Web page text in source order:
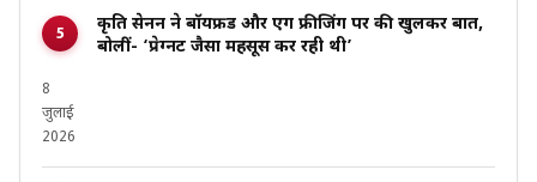
कृति सेनन ने बॉयफ्रेंड और एग फ्रीजिंग पर की खुलकर बात,
बोलीं- ‘प्रेग्नेंट जैसा महसूस कर रही थी’
8
जुलाई
2026